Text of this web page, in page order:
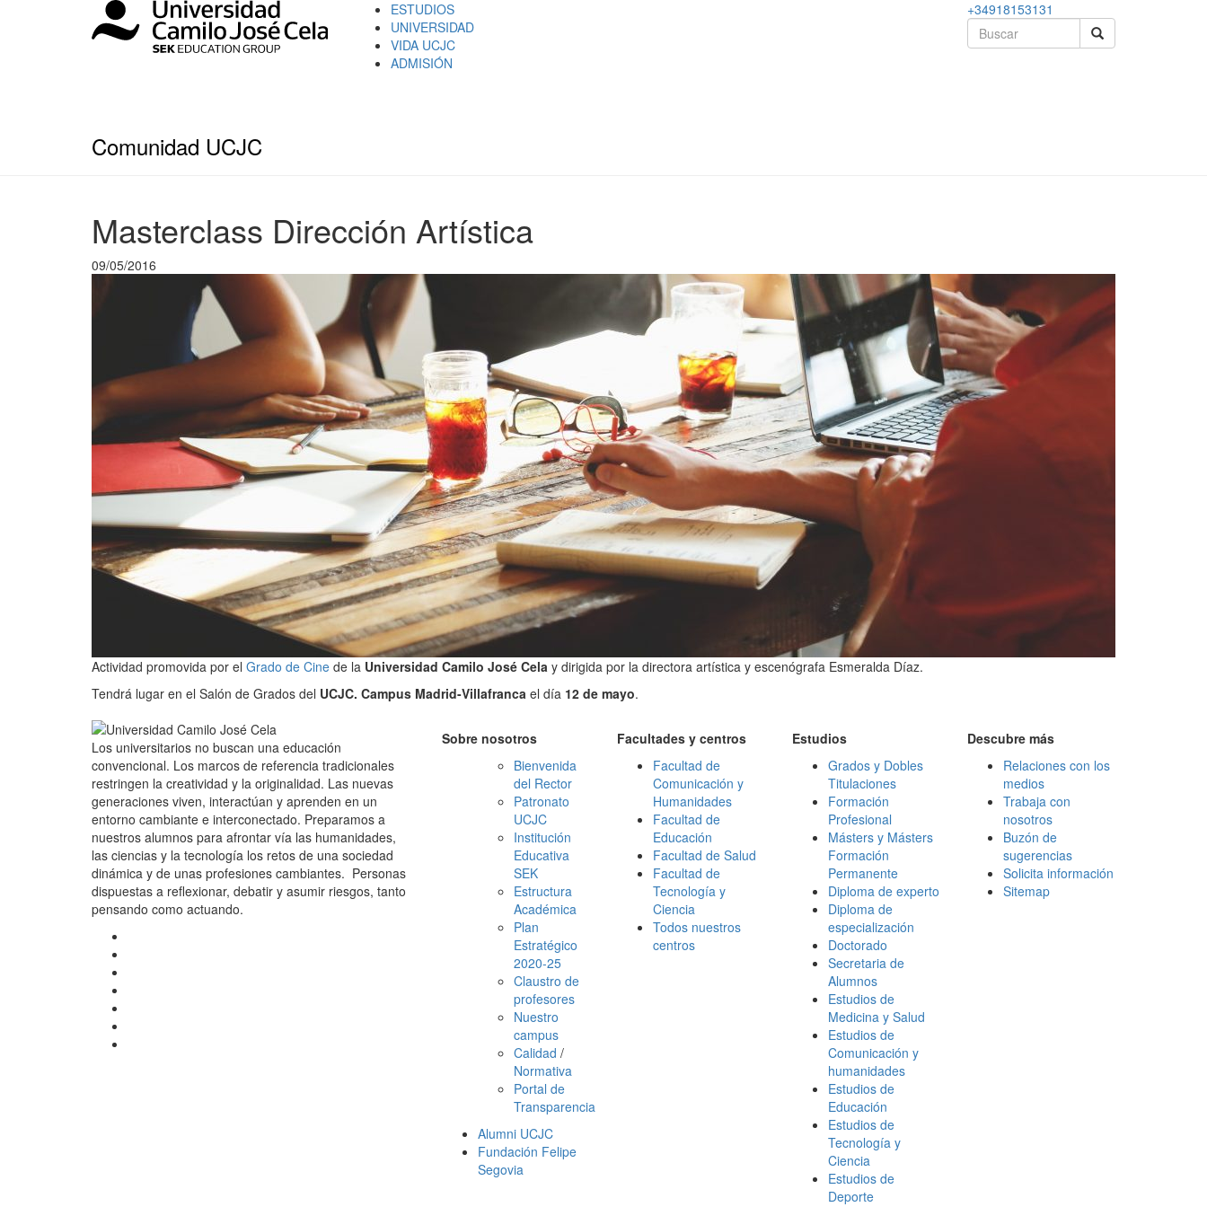
ESTUDIOS
UNIVERSIDAD
VIDA UCJC
ADMISIÓN
+34918153131
Comunidad UCJC
Masterclass Dirección Artística
09/05/2016
Actividad promovida por el Grado de Cine de la Universidad Camilo José Cela y dirigida por la directora artística y escenógrafa Esmeralda Díaz.
Tendrá lugar en el Salón de Grados del UCJC. Campus Madrid-Villafranca el día 12 de mayo.
Los universitarios no buscan una educación
convencional. Los marcos de referencia tradicionales
restringen la creatividad y la originalidad. Las nuevas
generaciones viven, interactúan y aprenden en un
entorno cambiante e interconectado. Preparamos a
nuestros alumnos para afrontar vía las humanidades,
las ciencias y la tecnología los retos de una sociedad
dinámica y de unas profesiones cambiantes. Personas
dispuestas a reflexionar, debatir y asumir riesgos, tanto
pensando como actuando.
Sobre nosotros
Bienvenida
del Rector
Patronato
UCJC
Institución
Educativa
SEK
Estructura
Académica
Plan
Estratégico
2020-25
Claustro de
profesores
Nuestro
campus
Calidad /
Normativa
Portal de
Transparencia
Alumni UCJC
Fundación Felipe
Segovia
Facultades y centros
Facultad de
Comunicación y
Humanidades
Facultad de
Educación
Facultad de Salud
Facultad de
Tecnología y
Ciencia
Todos nuestros
centros
Estudios
Grados y Dobles
Titulaciones
Formación
Profesional
Másters y Másters
Formación
Permanente
Diploma de experto
Diploma de
especialización
Doctorado
Secretaria de
Alumnos
Estudios de
Medicina y Salud
Estudios de
Comunicación y
humanidades
Estudios de
Educación
Estudios de
Tecnología y
Ciencia
Estudios de
Deporte
Descubre más
Relaciones con los
medios
Trabaja con
nosotros
Buzón de
sugerencias
Solicita información
Sitemap